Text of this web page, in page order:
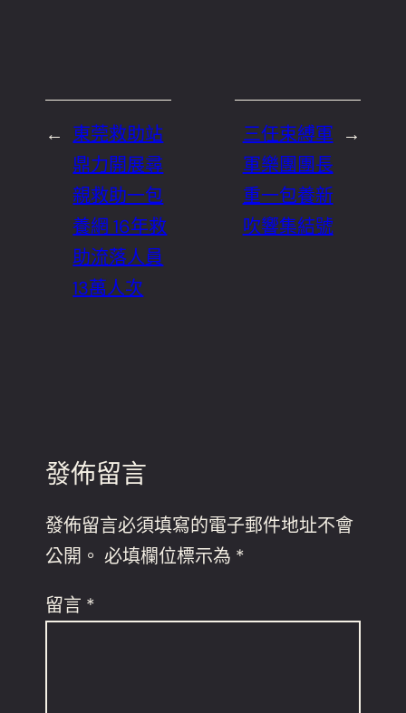
← 東莞救助站
鼎力開展尋
親救助一包
養網 16年救
助流落人員
13萬人次
→
三任束縛軍
軍樂團團長
重一包養新
吹響集結號
發佈留言
發佈留言必須填寫的電子郵件地址不會
公開。 必填欄位標示為 *
留言 *